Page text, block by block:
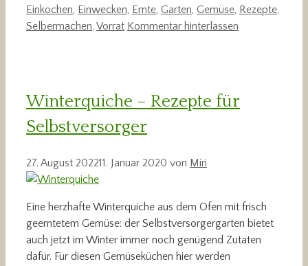
Einkochen, Einwecken, Ernte, Garten, Gemüse, Rezepte,
Selbermachen, Vorrat Kommentar hinterlassen
Winterquiche – Rezepte für
Selbstversorger
27. August 202211. Januar 2020 von Miri
Eine herzhafte Winterquiche aus dem Ofen mit frisch
geerntetem Gemüse: der Selbstversorgergarten bietet
auch jetzt im Winter immer noch genügend Zutaten
dafür. Für diesen Gemüseküchen hier werden